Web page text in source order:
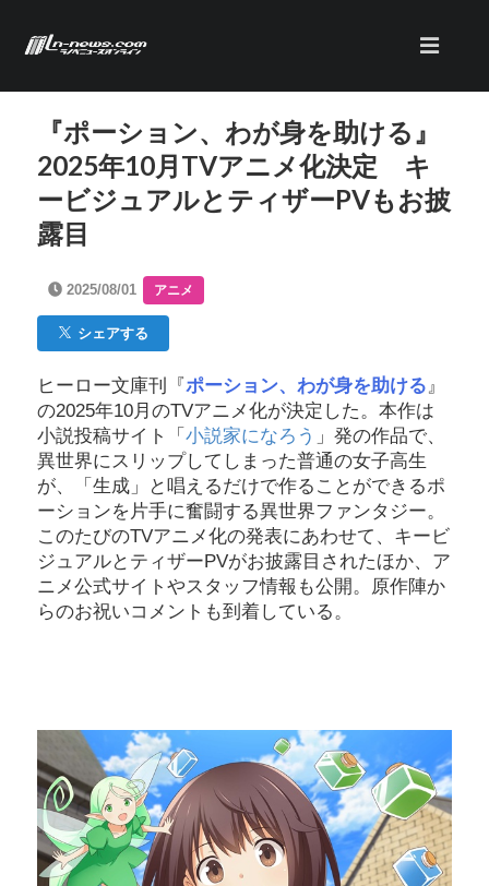
『ポーション、わが身を助ける』
2025年10月TVアニメ化決定 キ
ービジュアルとティザーPVもお披
露目
2025/08/01 アニメ
シェアする
ヒーロー文庫刊『 ポーション、わが身を助ける』
の2025年10月のTVアニメ化が決定した。本作は
小説投稿サイト「 小説家になろう 」発の作品で、
異世界にスリップしてしまった普通の女子高生
が、「生成」と唱えるだけで作ることができるポ
ーションを片手に奮闘する異世界ファンタジー。
このたびのTVアニメ化の発表にあわせて、キービ
ジュアルとティザーPVがお披露目されたほか、ア
ニメ公式サイトやスタッフ情報も公開。原作陣か
らのお祝いコメントも到着している。